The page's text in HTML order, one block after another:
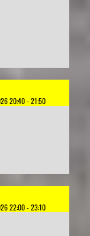
20:40 - 21:50
22:00 - 23:10